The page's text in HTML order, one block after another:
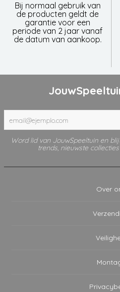
Bij normaal gebruik van
de producten geldt de
garantie voor een
periode van 2 jaar vanaf
de datum van aankoop.
Word lid van JouwSpeeltuin en
trends, nieuwste
Over